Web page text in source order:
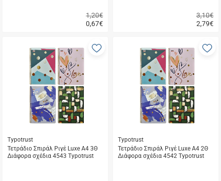
0,67€
1,20€
2,79€
3,10€
Typotrust
Τετράδιο Σπιράλ Ριγέ Luxe Α4 3Θ
Διάφορα σχέδια 4543 Typotrust
Προσθήκη
αγαπημένα
Typotrust
Τετράδιο Σπιράλ Ριγέ Luxe Α4 2Θ
Διάφορα σχέδια 4542 Typotrust